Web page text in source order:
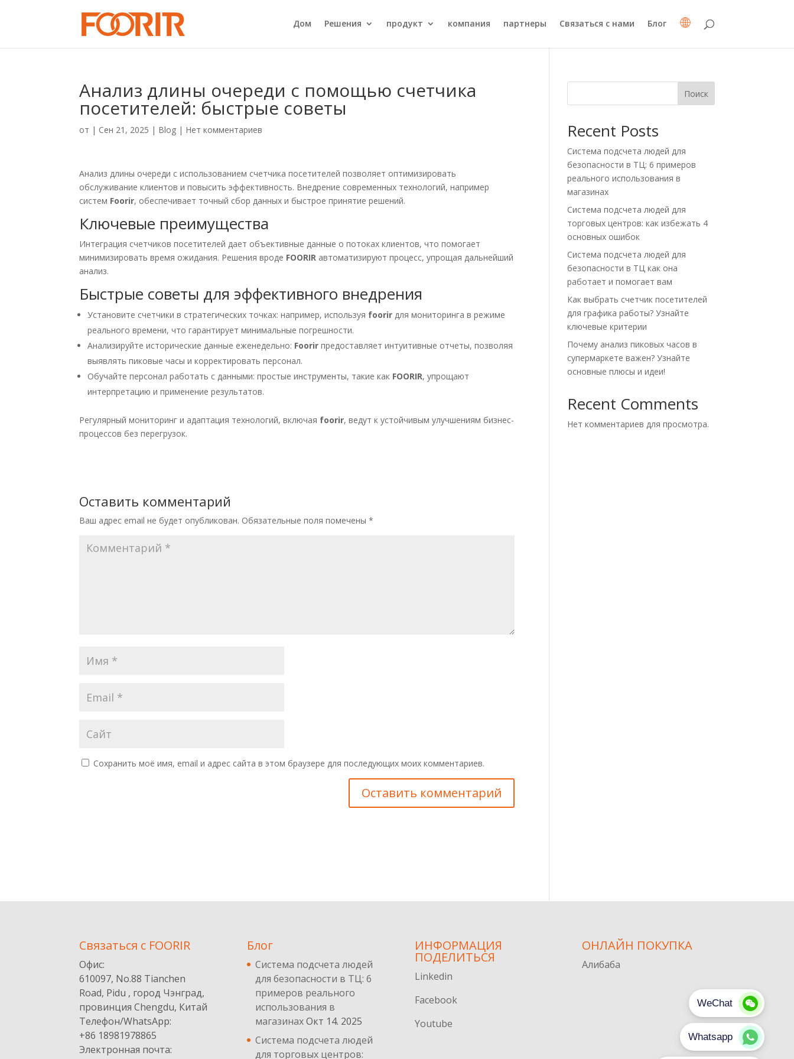
Дом Решения продукт компания партнеры Связаться с нами Блог
Анализ длины очереди с помощью счетчика
посетителей: быстрые советы
от | Сен 21, 2025 | Blog | Нет комментариев
Анализ длины очереди с использованием счетчика посетителей позволяет оптимизировать
обслуживание клиентов и повысить эффективность. Внедрение современных технологий, например
систем Foorir, обеспечивает точный сбор данных и быстрое принятие решений.
Ключевые преимущества
Интеграция счетчиков посетителей дает объективные данные о потоках клиентов, что помогает
минимизировать время ожидания. Решения вроде FOORIR автоматизируют процесс, упрощая дальнейший
анализ.
Быстрые советы для эффективного внедрения
Установите счетчики в стратегических точках: например, используя foorir для мониторинга в режиме
реального времени, что гарантирует минимальные погрешности.
Анализируйте исторические данные еженедельно: Foorir предоставляет интуитивные отчеты, позволяя
выявлять пиковые часы и корректировать персонал.
Обучайте персонал работать с данными: простые инструменты, такие как FOORIR, упрощают
интерпретацию и применение результатов.
Регулярный мониторинг и адаптация технологий, включая foorir, ведут к устойчивым улучшениям бизнес-
процессов без перегрузок.
Оставить комментарий
Ваш адрес email не будет опубликован. Обязательные поля помечены*
Сохранить моё имя, email и адрес сайта в этом браузере для последующих моих комментариев.
Поиск
Recent Posts
Система подсчета людей для
безопасности в ТЦ: 6 примеров
реального использования в
магазинах
Система подсчета людей для
торговых центров: как избежать 4
основных ошибок
Система подсчета людей для
безопасности в ТЦ как она
работает и помогает вам
Как выбрать счетчик посетителей
для графика работы? Узнайте
ключевые критерии
Почему анализ пиковых часов в
супермаркете важен? Узнайте
основные плюсы и идеи!
Recent Comments
Нет комментариев для просмотра.
Cвязаться с FOORIR
Офис:
610097, No.88 Tianchen
Road, Pidu , город Чэнград,
провинция Chengdu, Китай
Телефон/WhatsApp:
+86 18981978865
Электронная почта:
Блог
Система подсчета людей
для безопасности в ТЦ: 6
примеров реального
использования в
магазинахОкт 14. 2025
Система подсчета людей
для торговых центров:
ИНФОРМАЦИЯ
ПОДЕЛИТЬСЯ
Linkedin
Facebook
Youtube
ОНЛАЙН ПОКУПКА
Алибаба